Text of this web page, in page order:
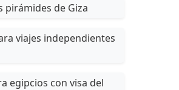
pirámides de Giza
viajes independientes
egipcios con visa del